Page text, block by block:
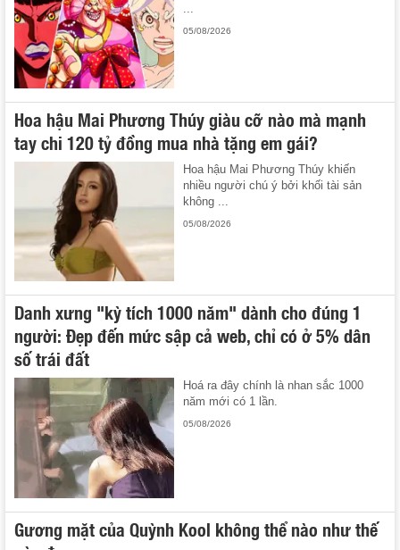
05/08/2026
Hoa hậu Mai Phương Thúy giàu cỡ nào mà mạnh
tay chi 120 tỷ đồng mua nhà tặng em gái?
Hoa hậu Mai Phương Thúy khiến
nhiều người chú ý bởi khối tài sản
không ...
05/08/2026
Danh xưng "kỳ tích 1000 năm" dành cho đúng 1
người: Đẹp đến mức sập cả web, chỉ có ở 5% dân
số trái đất
Hoá ra đây chính là nhan sắc 1000
năm mới có 1 lần.
05/08/2026
Gương mặt của Quỳnh Kool không thể nào như thế